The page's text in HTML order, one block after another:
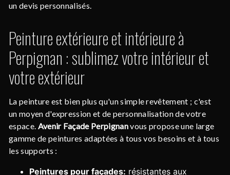
un devis personnalisés.
Peinture extérieure et intérieure à
Perpignan : sublimez votre intérieur et
votre extérieur
La peinture est bien plus qu'un simple revêtement ; c'est
un moyen d'expression et de personnalisation de votre
espace. Avenir Façade Perpignanvous propose une large
gamme de peintures adaptées à tous vos besoins et à tous
les supports :
Peintures pour façades: résistantes aux